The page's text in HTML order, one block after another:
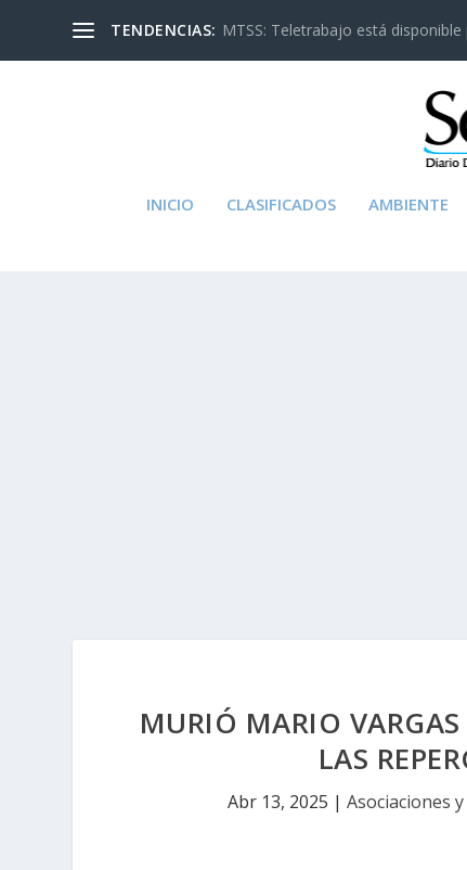
TENDENCIAS: MTSS: Teletrabajo está
INICIO CLASIFICADOS AMBIENTE
MURIÓ MARIO
LAS
Abr 13, 2025 | Asociaciones